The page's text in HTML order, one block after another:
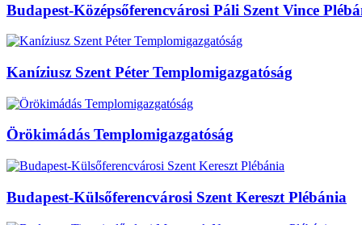
Budapest-Középsőferencvárosi Páli Szent Vince
Kaníziusz Szent Péter Templomigazgatóság
Örökimádás Templomigazgatóság
Budapest-Külsőferencvárosi Szent Kereszt Plébánia